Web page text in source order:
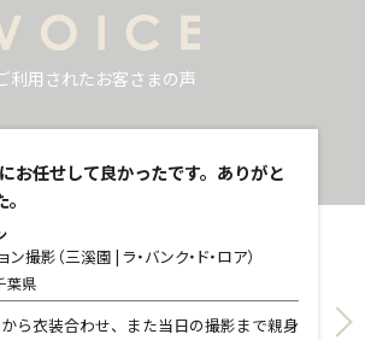
利用されたお客さまの声
お任せして良かったです。ありがと
撮影（三溪園 | ラ・バンク・ド・ロア）
葉県
ら衣装合わせ、また当日の撮影まで親身